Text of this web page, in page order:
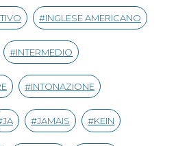
INGLESE AMERICANO
INTERMEDIO
INTONAZIONE
JA JAMAIS KEIN